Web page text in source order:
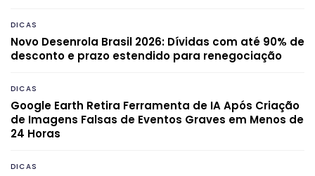
DICAS
Novo Desenrola Brasil 2026: Dívidas com até 90% de
desconto e prazo estendido para renegociação
DICAS
Google Earth Retira Ferramenta de IA Após Criação
de Imagens Falsas de Eventos Graves em Menos de
24 Horas
DICAS